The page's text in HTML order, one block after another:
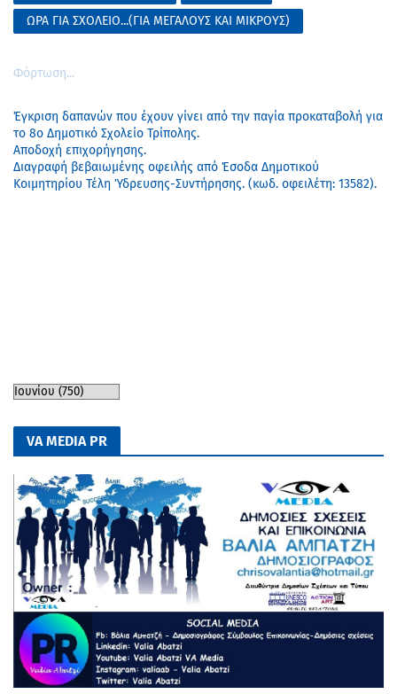
ΩΡΑ ΓΙΑ ΣΧΟΛΕΙΟ...(ΓΙΑ ΜΕΓΑΛΟΥΣ ΚΑΙ ΜΙΚΡΟΥΣ)
Φόρτωση...
Έγκριση δαπανών που έχουν γίνει από την παγία προκαταβολή για
το 8ο Δημοτικό Σχολείο Τρίπολης.
Αποδοχή επιχορήγησης.
Διαγραφή βεβαιωμένης οφειλής από Έσοδα Δημοτικού
Κοιμητηρίου Τέλη Ύδρευσης-Συντήρησης. (κωδ. οφειλέτη: 13582).
VA MEDIA PR